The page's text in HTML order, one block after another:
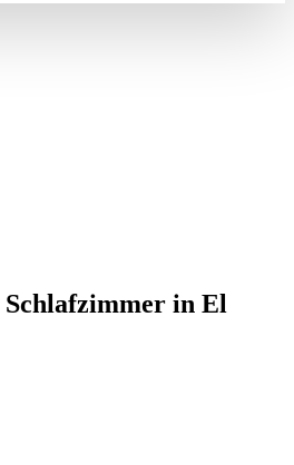
Schlafzimmer in El